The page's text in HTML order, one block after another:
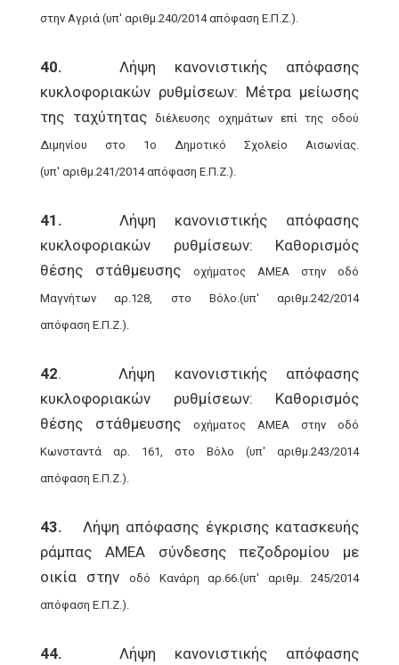
στην Αγριά (υπ' αριθμ.240/2014 απόφαση Ε.Π.Ζ.).
40. Λήψη κανονιστικής απόφασης
κυκλοφοριακών ρυθμίσεων: Μέτρα μείωσης
της ταχύτηταςδιέλευσης οχημάτων επί της οδού
Διμηνίου στο 1ο Δημοτικό Σχολείο Αισωνίας.
(υπ' αριθμ.241/2014 απόφαση Ε.Π.Ζ.).
41. Λήψη κανονιστικής απόφασης
κυκλοφοριακών ρυθμίσεων: Καθορισμός
θέσης στάθμευσης
οχήματος AMEA στην οδό
Μαγνήτων αρ.128, στο Βόλο.(υπ' αριθμ.242/2014
απόφαση Ε.Π.Ζ.).
42. Λήψη κανονιστικής απόφασης
κυκλοφοριακών ρυθμίσεων: Καθορισμός
θέσης στάθμευσης
οχήματος AMEA στην οδό
Κωνσταντά αρ. 161, στο Βόλο (υπ' αριθμ.243/2014
απόφαση Ε.Π.Ζ.).
43. Λήψη απόφασης έγκρισης κατασκευής
ράμπας ΑΜΕΑ σύνδεσης πεζοδρομίου με
οικία στην
οδό Κανάρη αρ.66.(υπ' αριθμ. 245/2014
απόφαση Ε.Π.Ζ.).
44. Λήψη κανονιστικής απόφασης